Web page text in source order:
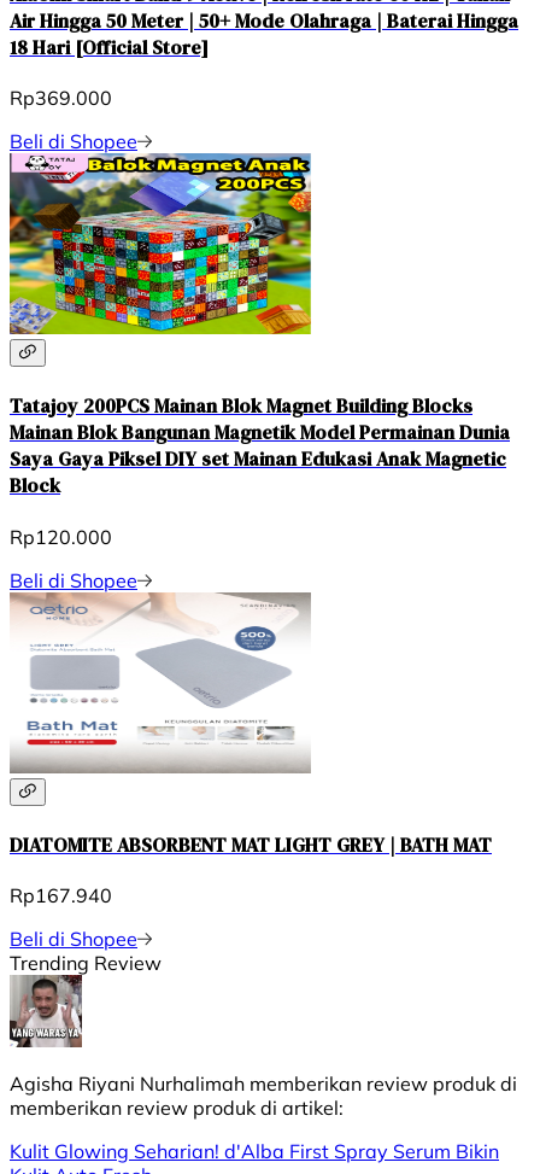
Air Hingga 50 Meter | 50+ Mode Olahraga | Baterai Hingga
18 Hari [Official Store]
Rp369.000
Beli di Shopee
Tatajoy 200PCS Mainan Blok Magnet Building Blocks
Mainan Blok Bangunan Magnetik Model Permainan Dunia
Saya Gaya Piksel DIY set Mainan Edukasi Anak Magnetic
Block
Rp120.000
Beli di Shopee
DIATOMITE ABSORBENT MAT LIGHT GREY | BATH MAT
Rp167.940
Beli di Shopee
Trending Review
Agisha Riyani Nurhalimah memberikan review produk di
memberikan review produk di artikel:
Kulit Glowing Seharian! d'Alba First Spray Serum Bikin